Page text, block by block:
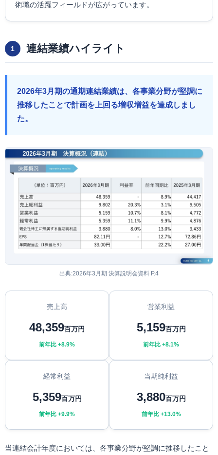
術職の活躍フィールドが広がっています。
1 連結業績ハイライト
2026年3月期の通期連結業績は、各事業分野が堅調に
推移したことで計画を上回る増収増益を達成しまし
た。
出典:2026年3月期 決算説明会資料 P.4
売上高
48,359百万円
前年比 +8.9%
営業利益
5,159百万円
前年比 +8.1%
経常利益
5,359百万円
前年比 +9.9%
当期純利益
3,880百万円
前年比 +13.0%
当連結会計年度においては、各事業分野が堅調に推移したこと